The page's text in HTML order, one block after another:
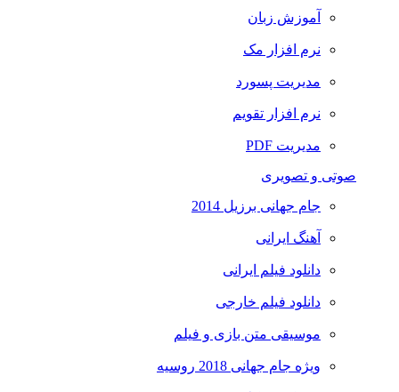
آموزش زبان
نرم افزار مک
مدیریت پسورد
نرم افزار تقویم
مدیریت PDF
صوتی و تصویری
جام جهانی برزیل 2014
آهنگ ایرانی
دانلود فیلم ایرانی
دانلود فیلم خارجی
موسیقی متن بازی و فیلم
ویژه جام جهانی 2018 روسیه